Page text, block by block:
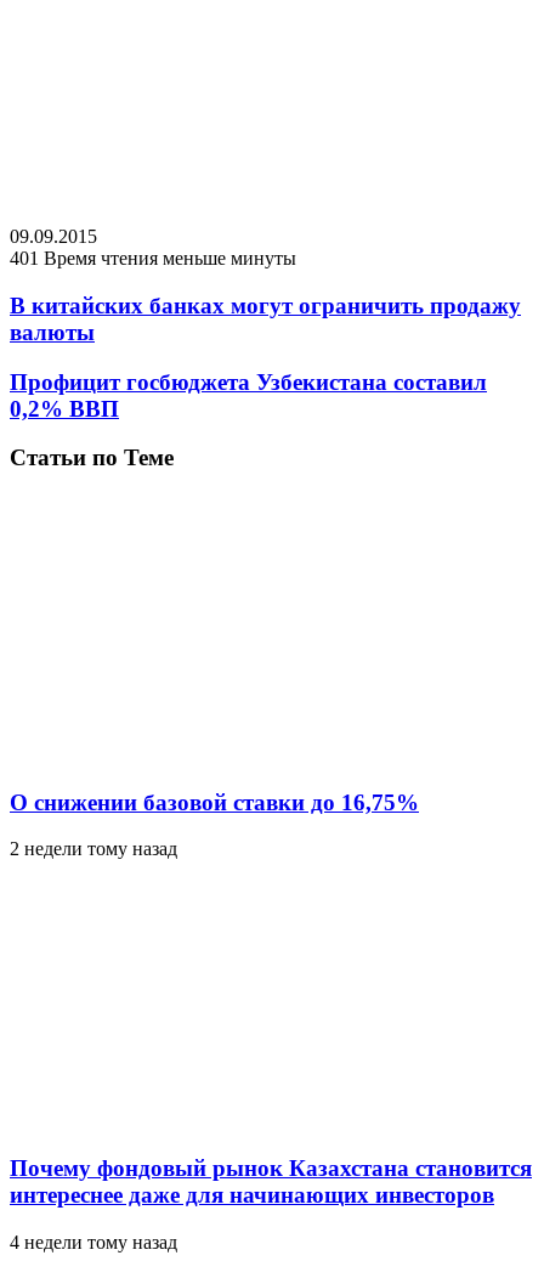
09.09.2015
401 Время чтения меньше минуты
В китайских банках могут ограничить продажу
валюты
Профицит госбюджета Узбекистана составил
0,2% ВВП
Статьи по Теме
О снижении базовой ставки до 16,75%
2 недели тому назад
Почему фондовый рынок Казахстана становится
интереснее даже для начинающих инвесторов
4 недели тому назад